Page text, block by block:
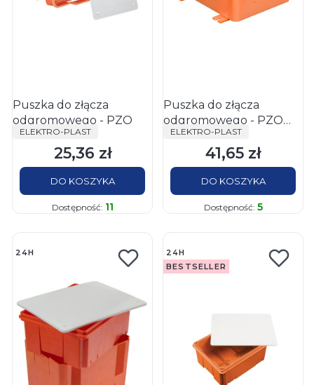
Puszka do złącza
odgromowego - PZO
PRODUCENT
ELEKTRO-PLAST
Cena
25,36 zł
DO KOSZYKA
Dostępność: 11
Puszka do złącza
odgromowego - PZO
INOX
PRODUCENT
ELEKTRO-PLAST
Cena
41,65 zł
DO KOSZYKA
Dostępność: 5
24H
24H
BESTSELLER